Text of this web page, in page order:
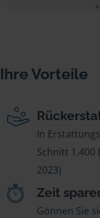
Ihre Vorteile
In
Schnitt 1.400
2023)
Zeit
Gönnen Sie